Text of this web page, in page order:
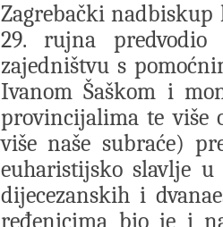
Zagrebački
29. rujna
zajedništvu s
Ivanom Šaškom i
provincijalima te više
više naše subraće)
euharistijsko slavlje
dijecezanskih i
ređenicima bio je i